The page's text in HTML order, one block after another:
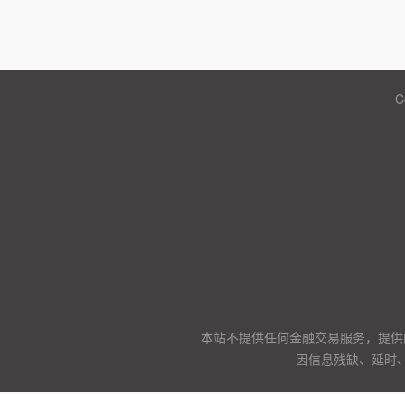
本站不提供任何金融交易服务，提
因信息残缺、延时